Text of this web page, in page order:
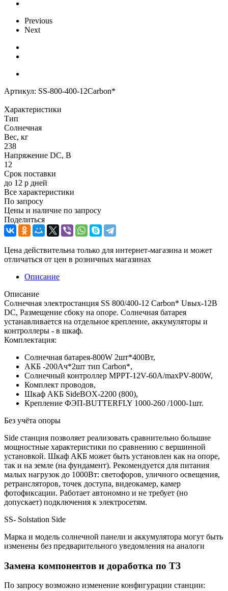
Previous
Next
Артикул: SS-800-400-12Carbon*
Характеристики
Тип
Солнечная
Вес, кг
238
Напряжение DC, В
12
Срок поставки
до 12 р дней
Все характеристики
По запросу
Цены и наличие по запросу
Поделиться
Цена действительна только для интернет-магазина и может
отличаться от цен в розничных магазинах
Описание
Описание
Солнечная электростанция SS 800/400-12 Carbon* Uвых-12В
DC, Размещение сбоку на опоре. Солнечная батарея
устанавливается на отдельное крепление, аккумуляторы и
контроллеры - в шкаф.
Комплектация:
Солнечная батарея-800W 2шт*400Вт,
АКБ -200Aч*2шт тип Carbon*,
Солнечный контроллер MPPT-12V-60A/maxPV-800W,
Комплект проводов,
Шкаф АКБ SideBOX-2200 (800),
Крепление ФЭП-BUTTERFLY 1000-260 /1000-1шт.
Без учёта опоры
Side станция позволяет реализовать сравнительно большие
мощностные характеристики по сравнению с вершинной
установкой. Шкаф АКБ может быть установлен как на опоре,
так и на земле (на фундамент). Рекомендуется для питания
малых нагрузок до 1000Вт: светофоров, уличного освещения,
ретрансляторов, точек доступа, видеокамер, камер
фотофиксации. Работает автономно и не требует (но
допускает) подключения к электросетям.
SS- Solstation Side
Марка и модель солнечной панели и аккумулятора могут быть
изменены без предварительного уведомления на аналоги
Замена компонентов и доработка по ТЗ
По запросу возможно изменение конфигурации станции: